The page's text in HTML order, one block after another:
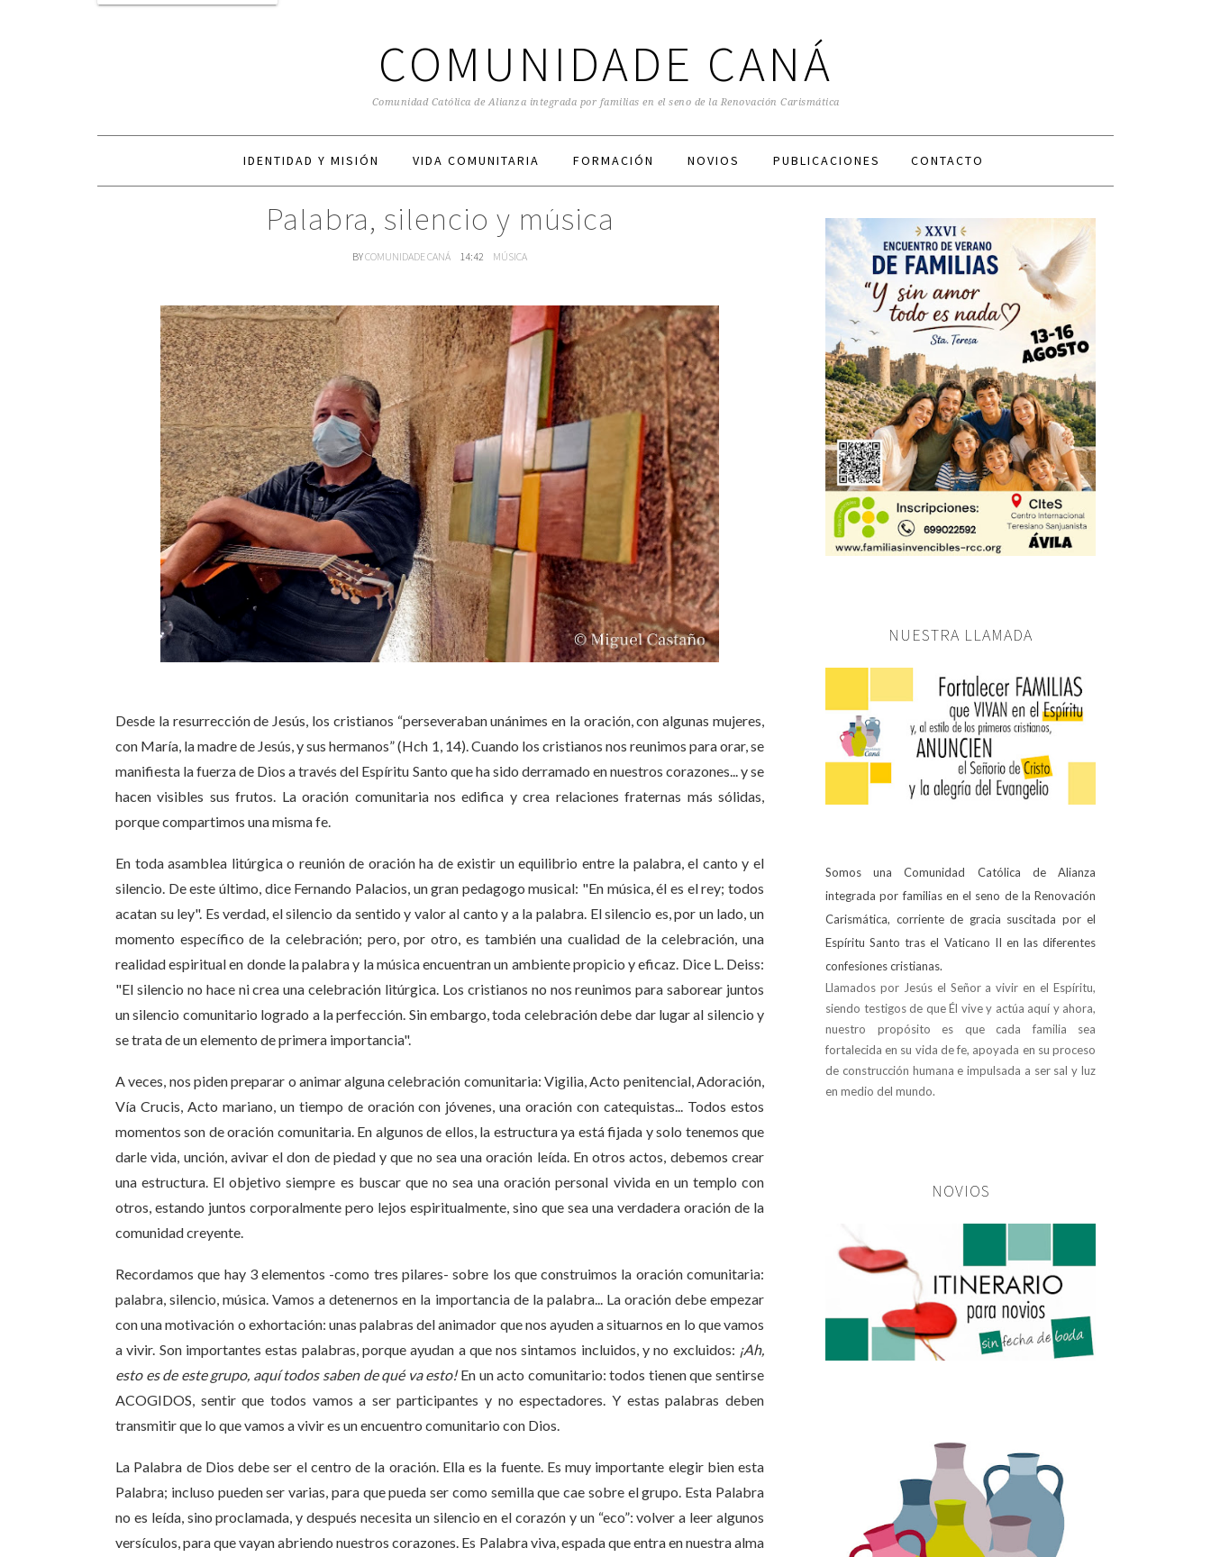
COMUNIDADE CANÁ
Comunidad Católica de Alianza integrada por familias en el seno de la Renovación Carismática
IDENTIDAD Y MISIÓN VIDA COMUNITARIA FORMACIÓN NOVIOS PUBLICACIONES CONTACTO
Palabra, silencio y música
BYCOMUNIDADE CANÁ 14:42 MÚSICA
Desde la resurrección de Jesús, los cristianos “perseveraban unánimes en la oración, con algunas mujeres,
con María, la madre de Jesús, y sus hermanos” (Hch 1, 14). Cuando los cristianos nos reunimos para orar, se
manifiesta la fuerza de Dios a través del Espíritu Santo que ha sido derramado en nuestros corazones... y se
hacen visibles sus frutos. La oración comunitaria nos edifica y crea relaciones fraternas más sólidas,
porque compartimos una misma fe.
En toda asamblea litúrgica o reunión de oración ha de existir un equilibrio entre la palabra, el canto y el
silencio. De este último, dice Fernando Palacios, un gran pedagogo musical: "En música, él es el rey; todos
acatan su ley". Es verdad, el silencio da sentido y valor al canto y a la palabra. El silencio es, por un lado, un
momento específico de la celebración; pero, por otro, es también una cualidad de la celebración, una
realidad espiritual en donde la palabra y la música encuentran un ambiente propicio y eficaz. Dice L. Deiss:
"El silencio no hace ni crea una celebración litúrgica. Los cristianos no nos reunimos para saborear juntos
un silencio comunitario logrado a la perfección. Sin embargo, toda celebración debe dar lugar al silencio y
se trata de un elemento de primera importancia".
A veces, nos piden preparar o animar alguna celebración comunitaria: Vigilia, Acto penitencial, Adoración,
Vía Crucis, Acto mariano, un tiempo de oración con jóvenes, una oración con catequistas... Todos estos
momentos son de oración comunitaria. En algunos de ellos, la estructura ya está fijada y solo tenemos que
darle vida, unción, avivar el don de piedad y que no sea una oración leída. En otros actos, debemos crear
una estructura. El objetivo siempre es buscar que no sea una oración personal vivida en un templo con
otros, estando juntos corporalmente pero lejos espiritualmente, sino que sea una verdadera oración de la
comunidad creyente.
Recordamos que hay 3 elementos -como tres pilares- sobre los que construimos la oración comunitaria:
palabra, silencio, música. Vamos a detenernos en la importancia de la palabra... La oración debe empezar
con una motivación o exhortación: unas palabras del animador que nos ayuden a situarnos en lo que vamos
a vivir. Son importantes estas palabras, porque ayudan a que nos sintamos incluidos, y no excluidos: ¡Ah,
esto es de este grupo, aquí todos saben de qué va esto!En un acto comunitario: todos tienen que sentirse
ACOGIDOS, sentir que todos vamos a ser participantes y no espectadores. Y estas palabras deben
transmitir que lo que vamos a vivir es un encuentro comunitario con Dios.
La Palabra de Dios debe ser el centro de la oración. Ella es la fuente. Es muy importante elegir bien esta
Palabra; incluso pueden ser varias, para que pueda ser como semilla que cae sobre el grupo. Esta Palabra
no es leída, sino proclamada, y después necesita un silencio en el corazón y un “eco”: volver a leer algunos
versículos, para que vayan abriendo nuestros corazones. Es Palabra viva, espada que entra en nuestra alma
NUESTRA LLAMADA
Somos una Comunidad Católica de Alianza
integrada por familias en el seno de la Renovación
Carismática, corriente de gracia suscitada por el
Espíritu Santo tras el Vaticano II en las diferentes
confesiones cristianas.
Llamados por Jesús el Señor a vivir en el Espíritu,
siendo testigos de que Él vive y actúa aquí y ahora,
nuestro propósito es que cada familia sea
fortalecida en su vida de fe, apoyada en su proceso
de construcción humana e impulsada a ser sal y luz
en medio del mundo.
NOVIOS